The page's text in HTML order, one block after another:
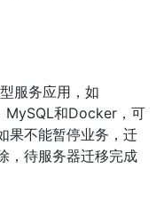
服务应用，如
MySQL和Docker，可
果不能暂停业务，迁
，待服务器迁移完成